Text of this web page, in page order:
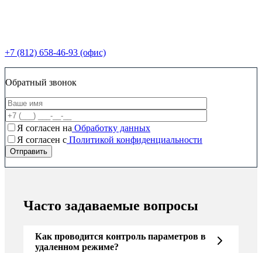
+7 (812) 658-46-93 (офис)
Обратный звонок
Я согласен на Обработку данных
Я согласен c Политикой конфиденциальности
Часто задаваемые вопросы
Как проводится контроль параметров в
удаленном режиме?